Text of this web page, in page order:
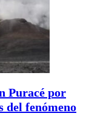
Puracé por
del fenómeno